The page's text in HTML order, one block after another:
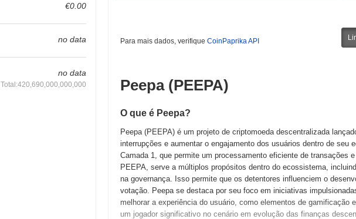
€0.00
no data
no data
Total:420,690,000,000,000
Para mais dados, verifique CoinPaprika API
Peepa (PEEPA)
O que é Peepa?
Peepa (PEEPA) é um projeto de criptomoeda descentralizada
interrupções e aumentar o engajamento dos usuários dentro de
Camada 1, que permite um processamento eficiente de transações
PEEPA, serve a múltiplos propósitos dentro do ecossistema,
na governança. Isso permite que os detentores influenciem o
votação. Peepa se destaca por seu foco em iniciativas
melhorar a experiência do usuário, como elementos de
um jogador significativo no cenário em evolução das finanças